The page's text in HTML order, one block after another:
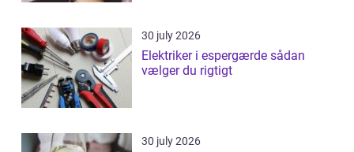
30 july 2026
Elektriker i espergærde sådan
vælger du rigtigt
30 july 2026